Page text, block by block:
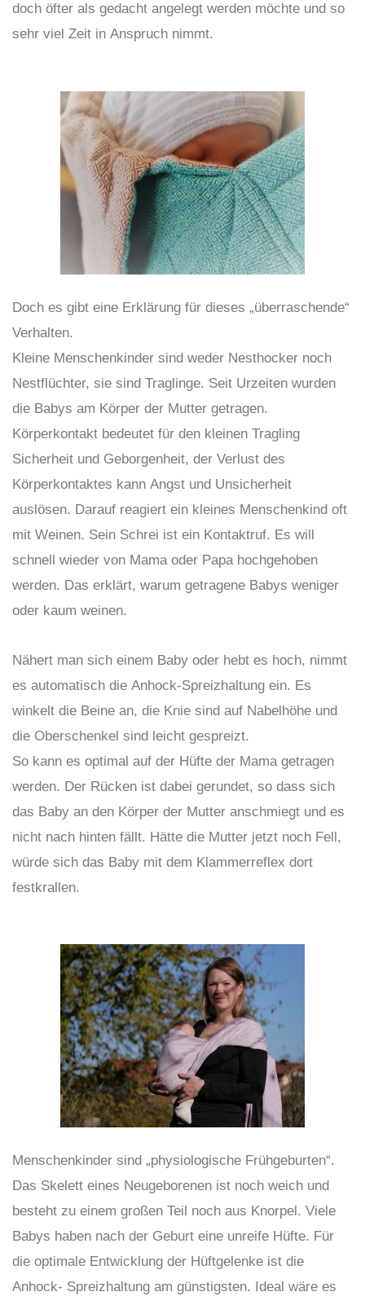
doch öfter als gedacht angelegt werden möchte und so
sehr viel Zeit in Anspruch nimmt.
Doch es gibt eine Erklärung für dieses „überraschende“
Verhalten.
Kleine Menschenkinder sind weder Nesthocker noch
Nestflüchter, sie sind Traglinge. Seit Urzeiten wurden
die Babys am Körper der Mutter getragen.
Körperkontakt bedeutet für den kleinen Tragling
Sicherheit und Geborgenheit, der Verlust des
Körperkontaktes kann Angst und Unsicherheit
auslösen. Darauf reagiert ein kleines Menschenkind oft
mit Weinen. Sein Schrei ist ein Kontaktruf. Es will
schnell wieder von Mama oder Papa hochgehoben
werden. Das erklärt, warum getragene Babys weniger
oder kaum weinen.
Nähert man sich einem Baby oder hebt es hoch, nimmt
es automatisch die Anhock-Spreizhaltung ein. Es
winkelt die Beine an, die Knie sind auf Nabelhöhe und
die Oberschenkel sind leicht gespreizt.
So kann es optimal auf der Hüfte der Mama getragen
werden. Der Rücken ist dabei gerundet, so dass sich
das Baby an den Körper der Mutter anschmiegt und es
nicht nach hinten fällt. Hätte die Mutter jetzt noch Fell,
würde sich das Baby mit dem Klammerreflex dort
festkrallen.
Menschenkinder sind „physiologische Frühgeburten“.
Das Skelett eines Neugeborenen ist noch weich und
besteht zu einem großen Teil noch aus Knorpel. Viele
Babys haben nach der Geburt eine unreife Hüfte. Für
die optimale Entwicklung der Hüftgelenke ist die
Anhock- Spreizhaltung am günstigsten. Ideal wäre es